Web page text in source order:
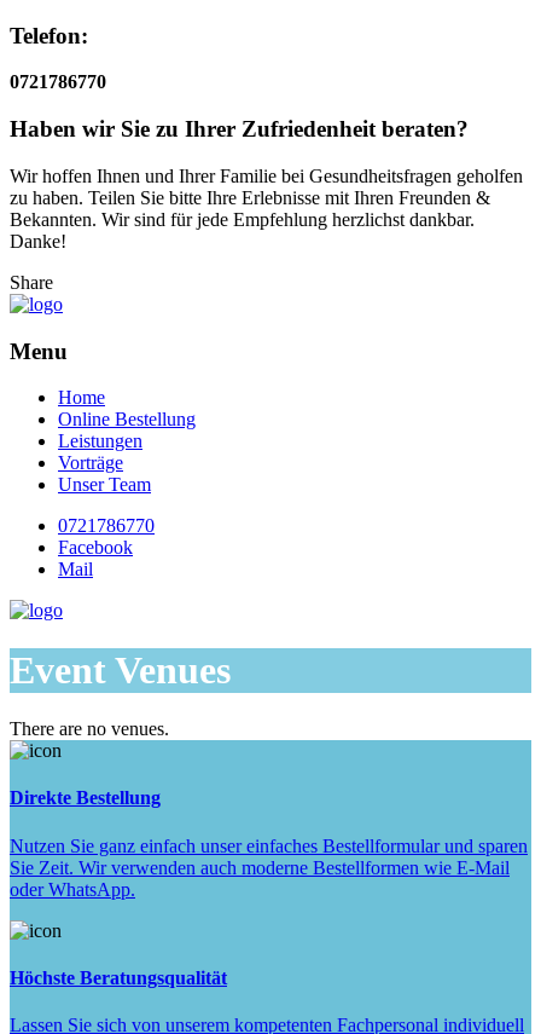
Telefon:
0721786770
Haben wir Sie zu Ihrer Zufriedenheit beraten?
Wir hoffen Ihnen und Ihrer Familie bei Gesundheitsfragen geholfen
zu haben. Teilen Sie bitte Ihre Erlebnisse mit Ihren Freunden &
Bekannten. Wir sind für jede Empfehlung herzlichst dankbar.
Danke!
Share
Menu
Home
Online Bestellung
Leistungen
Vorträge
Unser Team
0721786770
Facebook
Mail
Event Venues
There are no venues.
Direkte Bestellung
Nutzen Sie ganz einfach unser einfaches Bestellformular und sparen
Sie Zeit. Wir verwenden auch moderne Bestellformen wie E-Mail
oder WhatsApp.
Höchste Beratungsqualität
Lassen Sie sich von unserem kompetenten Fachpersonal individuell